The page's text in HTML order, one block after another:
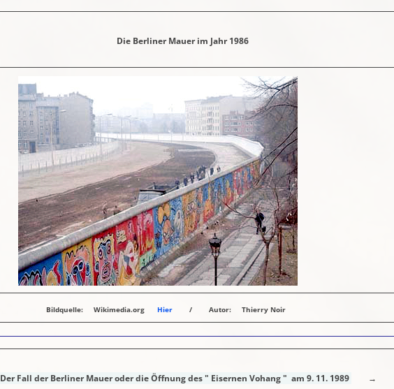
Die Berliner Mauer im Jahr 1986
Bildquelle: Wikimedia.org Hier / Autor: Thierry Noir
Der Fall der Berliner Mauer oder die Öffnung des " Eisernen Vohang " am 9. 11. 1989 →